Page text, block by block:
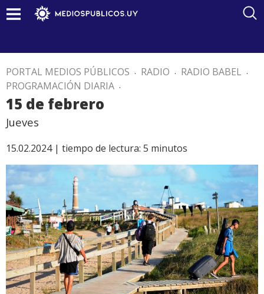
PORTAL MEDIOS PÚBLICOS . RADIO . RADIO BABEL .
PROGRAMACIÓN DIARIA .
15 de febrero
Jueves
15.02.2024 | tiempo de lectura: 5 minutos